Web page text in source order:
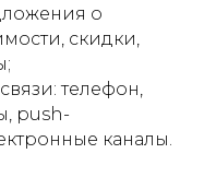
о
скидки,
телефон,
push-
каналы.